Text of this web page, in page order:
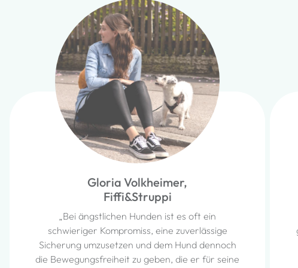
Gloria Volkheimer,
Fiffi&Struppi
„Bei ängstlichen Hunden ist es oft ein
schwieriger Kompromiss, eine zuverlässige
Sicherung umzusetzen und dem Hund dennoch
die Bewegungsfreiheit zu geben, die er für seine